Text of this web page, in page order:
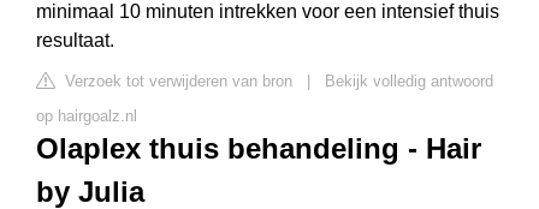
minimaal 10 minuten intrekken voor een intensief thuis
resultaat.
Verzoek tot verwijderen van bron
Bekijk volledig antwoord
op hairgoalz.nl
Olaplex thuis behandeling - Hair
by Julia